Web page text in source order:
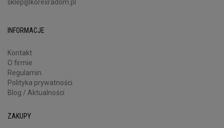
sklep@korexradom.pl
INFORMACJE
Kontakt
O firmie
Regulamin
Polityka prywatności
Blog / Aktualności
ZAKUPY